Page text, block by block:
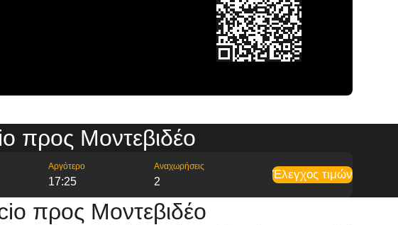
προς Μοντεβιδέο
Αργότερο
17:25
Αναχωρήσεις
2
Έλεγχος τιμών
προς Μοντεβιδέο